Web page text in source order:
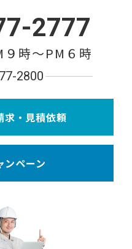
2777
時〜PM６時
2800
求・見積依頼
ンペーン